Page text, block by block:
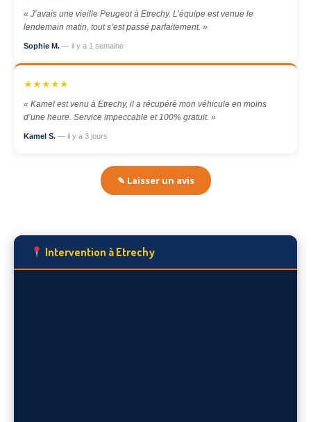
« J’avais une vieille Peugeot à Etrechy. L’équipe est venue le
lendemain matin, tout s’est passé parfaitement. »
Sophie M. — il y a 1 semaine
★★★★★
« Kamel est venu à Etrechy, il a récupéré mon véhicule en moins
d’une heure. Service impeccable et 100% gratuit. »
Kamel S. — il y a 3 jours
✎ Laisser un avis
Intervention à Etrechy